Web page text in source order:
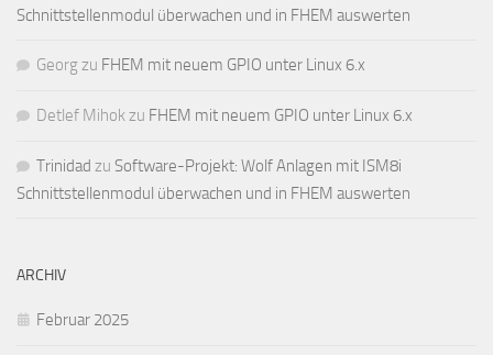
Schnittstellenmodul überwachen und in FHEM auswerten
Georgzu FHEM mit neuem GPIO unter Linux 6.x
Detlef Mihokzu FHEM mit neuem GPIO unter Linux 6.x
Trinidad zu Software-Projekt: Wolf Anlagen mit ISM8i
Schnittstellenmodul überwachen und in FHEM auswerten
ARCHIV
Februar 2025